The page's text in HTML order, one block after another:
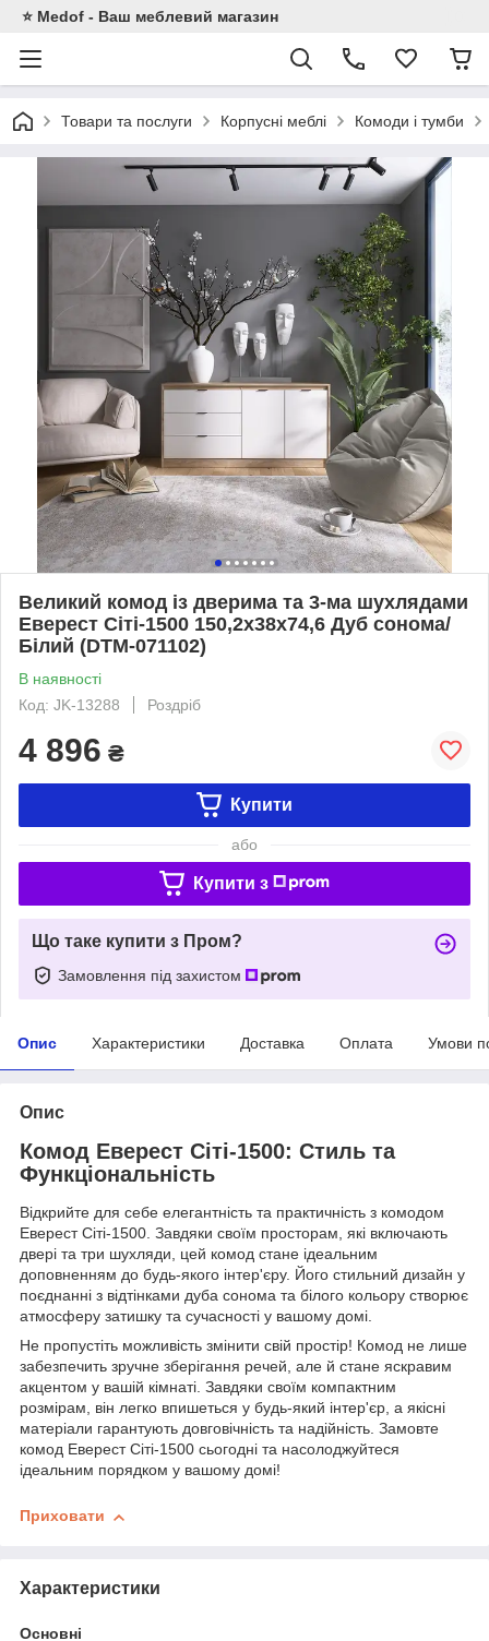
⭐ Medof - Ваш меблевий магазин
Товари та послуги Корпусні меблі Комоди і тумби
Великий комод із дверима та 3-ма шухлядами
Еверест Сіті-1500 150,2х38х74,6 Дуб сонома/
Білий (DTM-071102)
В наявності
Код: JK-13288
Роздріб
4 896 ₴
Купити
або
Купити з
Що таке купити з Пром?
Замовлення під захистом
Опис Характеристики Доставка Оплата Умови
Опис
Комод Еверест Сіті-1500: Стиль та
Функціональність
Відкрийте для себе елегантність та практичність з комодом
Еверест Сіті-1500. Завдяки своїм просторам, які включають
двері та три шухляди, цей комод стане ідеальним
доповненням до будь-якого інтер'єру. Його стильний дизайн у
поєднанні з відтінками дуба сонома та білого кольору створює
атмосферу затишку та сучасності у вашому домі.
Не пропустіть можливість змінити свій простір! Комод не лише
забезпечить зручне зберігання речей, але й стане яскравим
акцентом у вашій кімнаті. Завдяки своїм компактним
розмірам, він легко впишеться у будь-який інтер'єр, а якісні
матеріали гарантують довговічність та надійність. Замовте
комод Еверест Сіті-1500 сьогодні та насолоджуйтеся
ідеальним порядком у вашому домі!
Приховати
Характеристики
Основні